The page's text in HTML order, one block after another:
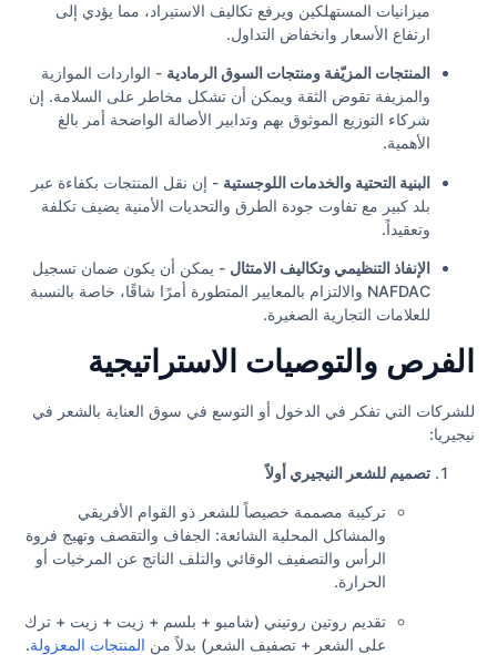
ميزانيات المستهلكين ويرفع تكاليف الاستيراد، مما يؤدي إلى
ارتفاع الأسعار وانخفاض التداول.
المنتجات المزيّفة ومنتجات السوق الرمادية - الواردات الموازية
والمزيفة تقوض الثقة ويمكن أن تشكل مخاطر على السلامة. إن
شركاء التوزيع الموثوق بهم وتدابير الأصالة الواضحة أمر بالغ
الأهمية.
البنية التحتية والخدمات اللوجستية - إن نقل المنتجات بكفاءة عبر
بلد كبير مع تفاوت جودة الطرق والتحديات الأمنية يضيف تكلفة
وتعقيداً.
الإنفاذ التنظيمي وتكاليف الامتثال - يمكن أن يكون ضمان تسجيل
NAFDAC والالتزام بالمعايير المتطورة أمرًا شاقًا، خاصة بالنسبة
للعلامات التجارية الصغيرة.
الفرص والتوصيات الاستراتيجية
للشركات التي تفكر في الدخول أو التوسع في سوق العناية بالشعر في
نيجيريا:
تصميم للشعر النيجيري أولاً
تركيبة مصممة خصيصاً للشعر ذو القوام الأفريقي
والمشاكل المحلية الشائعة: الجفاف والتقصف وتهيج فروة
الرأس والتصفيف الوقائي والتلف الناتج عن المرخيات أو
الحرارة.
تقديم روتين روتيني (شامبو + بلسم + زيت + زيت + ترك
على الشعر + تصفيف الشعر) بدلاً من المنتجات المعزولة.